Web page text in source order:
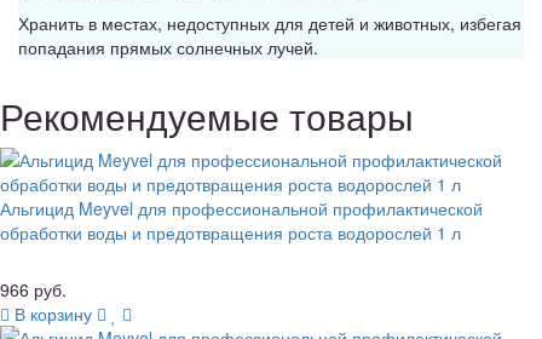
Хранить в местах, недоступных для детей и животных, избегая
попадания прямых солнечных лучей.
Рекомендуемые товары
Альгицид Meyvel для профессиональной профилактической
обработки воды и предотвращения роста водорослей 1 л
966 руб.
В корзину